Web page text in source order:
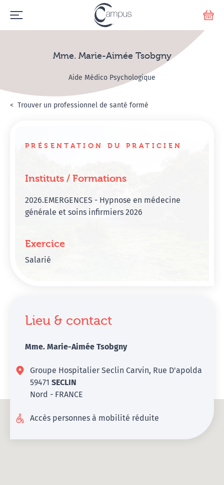
Mme. Marie-Aimée Tsobgny
Aide Médico Psychologique
Accueil
Annuaire Hypnosanté
Trouver un professionnel de santé formé
PRÉSENTATION DU PRATICIEN
Instituts / Formations
2026.EMERGENCES - Hypnose en médecine
générale et soins infirmiers 2026
Exercice
Salarié
Lieu & contact
Mme. Marie-Aimée Tsobgny
Groupe Hospitalier Seclin Carvin, Rue D'apolda
59471 SECLIN
Nord - FRANCE
Accès personnes à mobilité réduite